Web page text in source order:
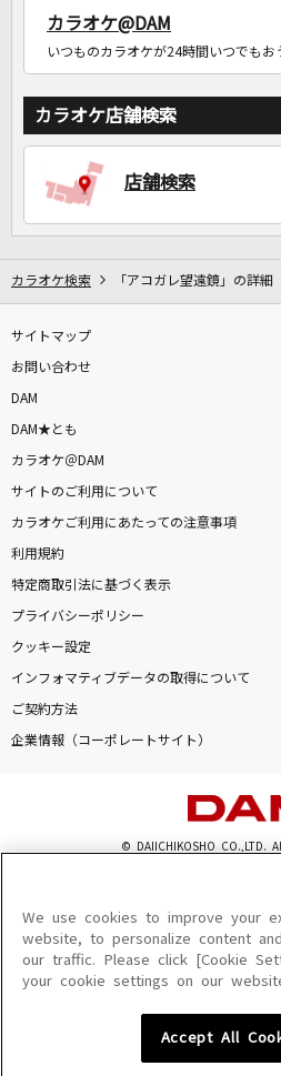
カラオケ@DAM
いつものカラオケが24時間いつでもお
カラオケ店舗検索
店舗検索
カラオケ検索 「アコガレ望遠鏡」の詳細
サイトマップ
お問い合わせ
DAM
DAM★とも
カラオケ＠DAM
サイトのご利用について
カラオケご利用にあたっての注意事項
利用規約
特定商取引法に基づく表示
プライバシーポリシー
クッキー設定
インフォマティブデータの取得について
ご契約方法
企業情報（コーポレートサイト）
© DAIICHIKOSHO CO.,LTD.
このサイトに掲載されている一切の文章・画像
を問わず、著作権法の定める範囲を超えて無断
を禁じます。
楽曲及びコンテンツは、機種によりご利用いた
楽曲及びコンテンツの配信日、配信内容が変更
We use cookies to improve your
website, to personalize content
our traffic. Please click [Cookie
your cookie settings on our
Accept All